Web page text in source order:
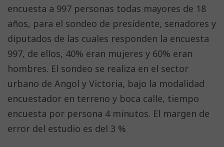
encuesta a 997 personas todas mayores de 18
años, para el sondeo de presidente, senadores y
diputados de las cuales responden la encuesta
997, de ellos, 40% eran mujeres y 60% eran
hombres. El sondeo se realiza en el sector
urbano de Angol y Victoria, bajo la modalidad
encuestador en terreno y boca calle, tiempo
encuesta por persona 4 minutos. El margen de
error del estudio es del 3 %